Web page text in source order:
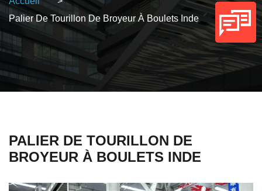
Palier De Tourillon De Broyeur À Boulets Inde
PALIER DE TOURILLON DE
BROYEUR À BOULETS INDE